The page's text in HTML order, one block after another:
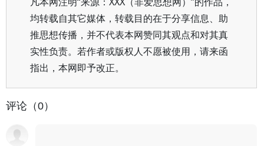
均转载自其它媒体，转载目的在于分享信息、助
推思想传播，并不代表本网赞同其观点和对其真
实性负责。若作者或版权人不愿被使用，请来函
指出，本网即予改正。
评论（0）